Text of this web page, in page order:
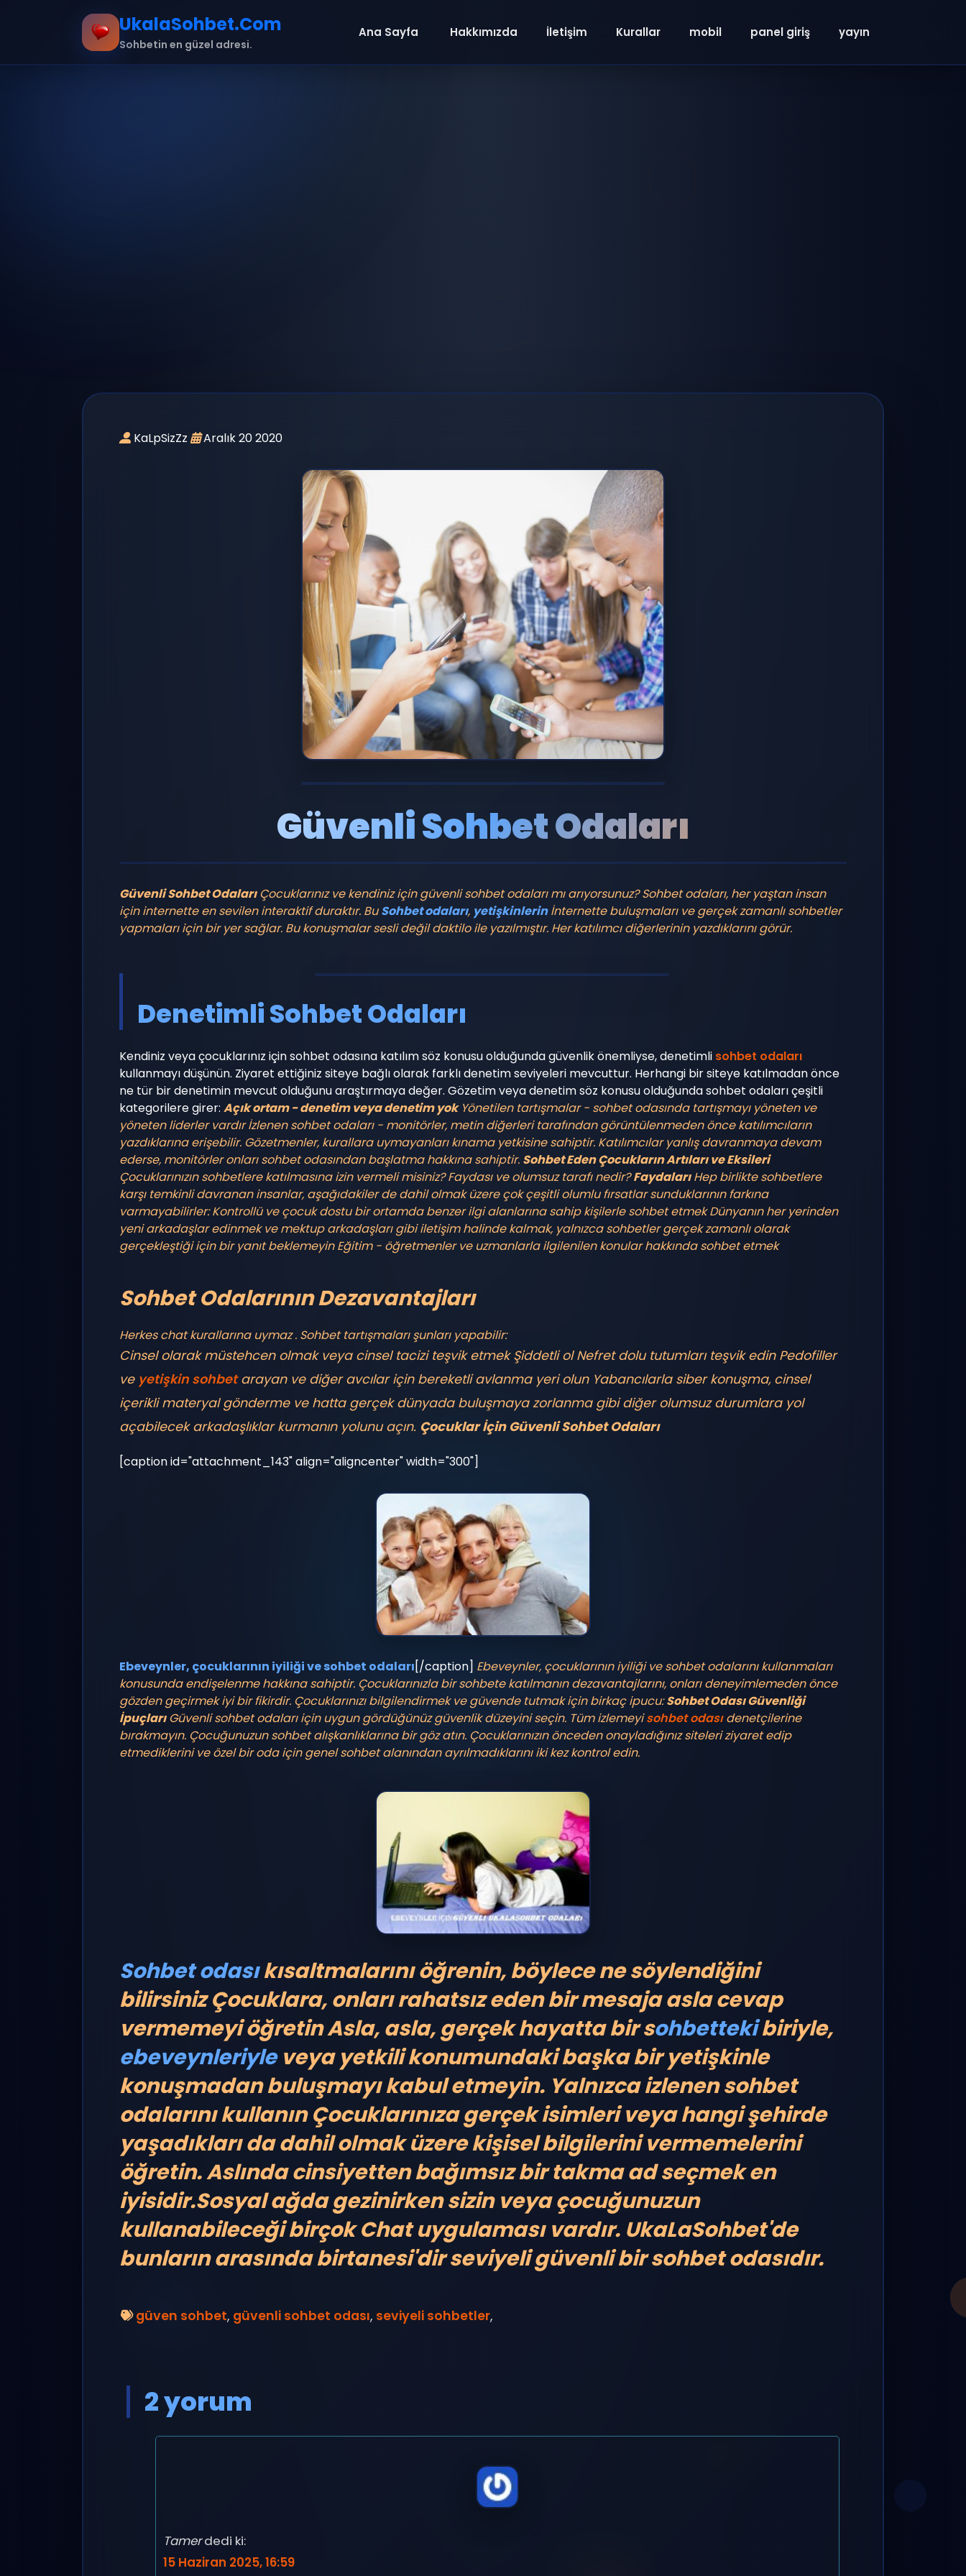
UkalaSohbet.Com
Sohbetin en güzel adresi.
Ana Sayfa Hakkımızda İletişim Kurallar mobil panel giriş yayın
KaLpSizZz Aralık 20 2020
Güvenli Sohbet Odaları
Güvenli Sohbet Odaları Çocuklarınız ve kendiniz için güvenli sohbet odaları mı arıyorsunuz? Sohbet odaları, her yaştan insan
için internette en sevilen interaktif duraktır. BuSohbet odaları, yetişkinlerinİnternette buluşmaları ve gerçek zamanlı sohbetler
yapmaları için bir yer sağlar. Bu konuşmalar sesli değil daktilo ile yazılmıştır. Her katılımcı diğerlerinin yazdıklarını görür.
Denetimli Sohbet Odaları
Kendiniz veya çocuklarınız için sohbet odasına katılım söz konusu olduğunda güvenlik önemliyse, denetimli sohbet odaları
kullanmayı düşünün. Ziyaret ettiğiniz siteye bağlı olarak farklı denetim seviyeleri mevcuttur. Herhangi bir siteye katılmadan önce
ne tür bir denetimin mevcut olduğunu araştırmaya değer. Gözetim veya denetim söz konusu olduğunda sohbet odaları çeşitli
kategorilere girer: Açık ortam - denetim veya denetim yok Yönetilen tartışmalar - sohbet odasında tartışmayı yöneten ve
yöneten liderler vardır İzlenen sohbet odaları - monitörler, metin diğerleri tarafından görüntülenmeden önce katılımcıların
yazdıklarına erişebilir. Gözetmenler, kurallara uymayanları kınama yetkisine sahiptir. Katılımcılar yanlış davranmaya devam
ederse, monitörler onları sohbet odasından başlatma hakkına sahiptir. Sohbet Eden Çocukların Artıları ve Eksileri
Çocuklarınızın sohbetlere katılmasına izin vermeli misiniz? Faydası ve olumsuz tarafı nedir? Faydaları Hep birlikte sohbetlere
karşı temkinli davranan insanlar, aşağıdakiler de dahil olmak üzere çok çeşitli olumlu fırsatlar sunduklarının farkına
varmayabilirler: Kontrollü ve çocuk dostu bir ortamda benzer ilgi alanlarına sahip kişilerle sohbet etmek Dünyanın her yerinden
yeni arkadaşlar edinmek ve mektup arkadaşları gibi iletişim halinde kalmak, yalnızca sohbetler gerçek zamanlı olarak
gerçekleştiği için bir yanıt beklemeyin Eğitim - öğretmenler ve uzmanlarla ilgilenilen konular hakkında sohbet etmek
Sohbet Odalarının Dezavantajları
Herkes chat kurallarına uymaz . Sohbet tartışmaları şunları yapabilir:
Cinsel olarak müstehcen olmak veya cinsel tacizi teşvik etmek Şiddetli ol Nefret dolu tutumları teşvik edin Pedofiller
ve yetişkin sohbetarayan ve diğer avcılar için bereketli avlanma yeri olun Yabancılarla siber konuşma, cinsel
içerikli materyal gönderme ve hatta gerçek dünyada buluşmaya zorlanma gibi diğer olumsuz durumlara yol
açabilecek arkadaşlıklar kurmanın yolunu açın. Çocuklar İçin Güvenli Sohbet Odaları
[caption id="attachment_143" align="aligncenter" width="300"]
Ebeveynler, çocuklarının iyiliği ve sohbet odaları[/caption] Ebeveynler, çocuklarının iyiliği ve sohbet odalarını kullanmaları
konusunda endişelenme hakkına sahiptir. Çocuklarınızla bir sohbete katılmanın dezavantajlarını, onları deneyimlemeden önce
gözden geçirmek iyi bir fikirdir. Çocuklarınızı bilgilendirmek ve güvende tutmak için birkaç ipucu: Sohbet Odası Güvenliği
İpuçları Güvenli sohbet odaları için uygun gördüğünüz güvenlik düzeyini seçin. Tüm izlemeyisohbet odasıdenetçilerine
bırakmayın. Çocuğunuzun sohbet alışkanlıklarına bir göz atın. Çocuklarınızın önceden onayladığınız siteleri ziyaret edip
etmediklerini ve özel bir oda için genel sohbet alanından ayrılmadıklarını iki kez kontrol edin.
Sohbet odasıkısaltmalarını öğrenin, böylece ne söylendiğini
bilirsiniz Çocuklara, onları rahatsız eden bir mesaja asla cevap
vermemeyi öğretinAsla, asla, gerçek hayatta bir sohbettekibiriyle,
ebeveynleriyleveya yetkili konumundaki başka bir yetişkinle
konuşmadan buluşmayı kabul etmeyin. Yalnızca izlenen sohbet
odalarını kullanın Çocuklarınıza gerçek isimleri veya hangi şehirde
yaşadıkları da dahil olmak üzere kişisel bilgilerini vermemelerini
öğretin. Aslında cinsiyetten bağımsız bir takma ad seçmek en
iyisidir.Sosyal ağda gezinirken sizin veya çocuğunuzun
kullanabileceği birçok Chat uygulaması vardır. UkaLaSohbet'de
bunların arasında birtanesi'dir seviyeli güvenli bir sohbet odasıdır.
güven sohbet, güvenli sohbet odası, seviyeli sohbetler,
2 yorum
Tamer dedi ki:
15 Haziran 2025, 16:59